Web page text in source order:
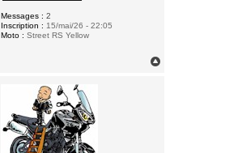
Messages : 2
Inscription : 15/mai/26 - 22:05
Moto : Street RS Yellow